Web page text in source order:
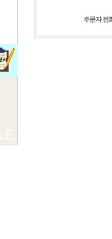
주문자 전